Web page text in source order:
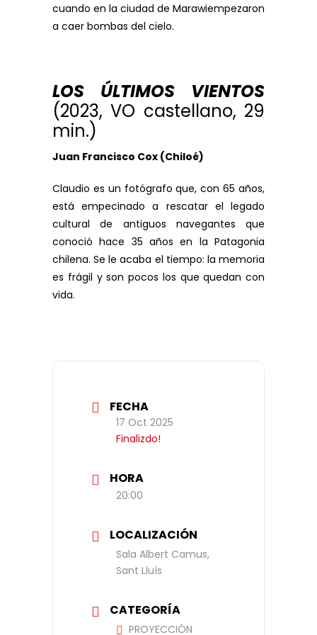
cuando en la ciudad de Marawiempezaron
a caer bombas del cielo.
LOS ÚLTIMOS VIENTOS
(2023, VO castellano, 29
min.)
Juan Francisco Cox (Chiloé)
Claudio es un fotógrafo que, con 65 años,
está empecinado a rescatar el legado
cultural de antiguos navegantes que
conoció hace 35 años en la Patagonia
chilena. Se le acaba el tiempo: la memoria
es frágil y son pocos los que quedan con
vida.
FECHA
17 Oct 2025
Finalizdo!
HORA
20:00
LOCALIZACIÓN
Sala Albert Camus,
Sant Lluís
CATEGORÍA
PROYECCIÓN